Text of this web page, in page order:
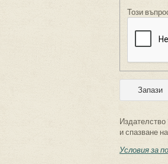
Този
Издателство
и спазване
Условия за